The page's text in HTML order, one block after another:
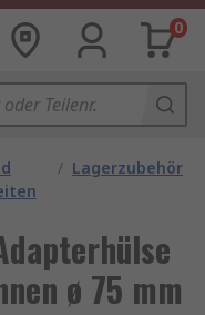
0
/ Lagerzubehör
ø 75 mm